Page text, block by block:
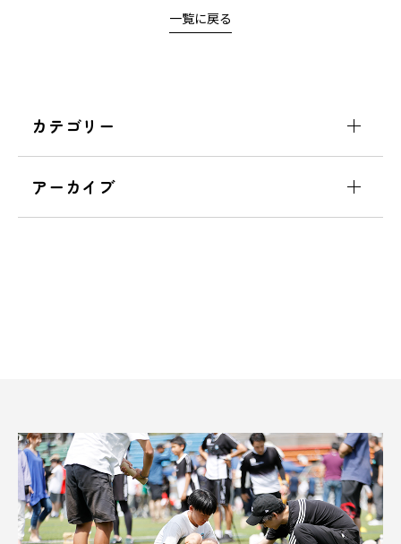
一覧に戻る
カテゴリー
アーカイブ